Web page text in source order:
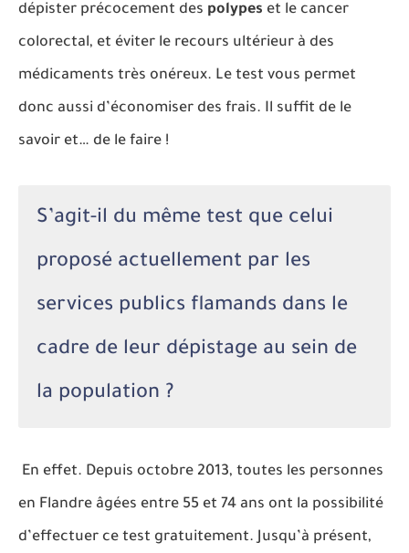
dépister précocement des polypes et le cancer
colorectal, et éviter le recours ultérieur à des
médicaments très onéreux. Le test vous permet
donc aussi d’économiser des frais. Il suffit de le
savoir et… de le faire !
S’agit-il du même test que celui
proposé actuellement par les
services publics flamands dans le
cadre de leur dépistage au sein de
la population ?
En effet. Depuis octobre 2013, toutes les personnes
en Flandre âgées entre 55 et 74 ans ont la possibilité
d’effectuer ce test gratuitement. Jusqu’à présent,